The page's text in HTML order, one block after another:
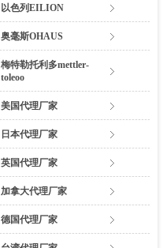
以色列EILION
奥毫斯OHAUS
梅特勒托利多mettler-
toleoo
美国代理厂家
日本代理厂家
英国代理厂家
加拿大代理厂家
德国代理厂家